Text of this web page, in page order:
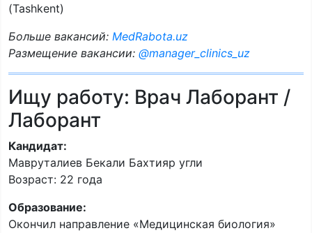
(Tashkent)
Больше вакансий: MedRabota.uz
Размещение вакансии: @manager_clinics_uz
Ищу работу: Врач Лаборант /
Лаборант
Кандидат:
Мавруталиев Бекали Бахтияр угли
Возраст: 22 года
Образование:
Окончил направление «Медицинская биология»